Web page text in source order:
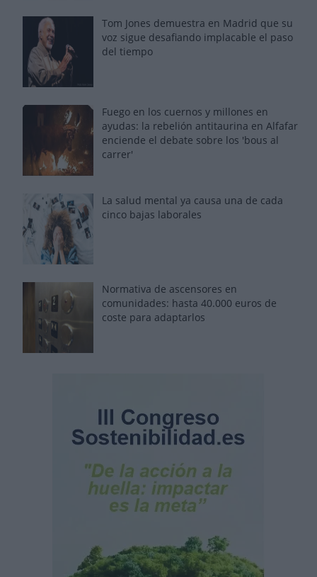
Tom Jones demuestra en Madrid que su
voz sigue desafiando implacable el paso
del tiempo
Fuego en los cuernos y millones en
ayudas: la rebelión antitaurina en Alfafar
enciende el debate sobre los 'bous al
carrer'
La salud mental ya causa una de cada
cinco bajas laborales
Normativa de ascensores en
comunidades: hasta 40.000 euros de
coste para adaptarlos